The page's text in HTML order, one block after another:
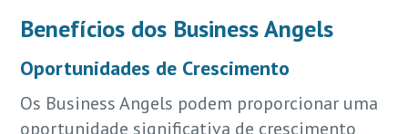
Benefícios dos Business Angels
Oportunidades de Crescimento
Os Business Angels podem proporcionar uma
oportunidade significativa de crescimento